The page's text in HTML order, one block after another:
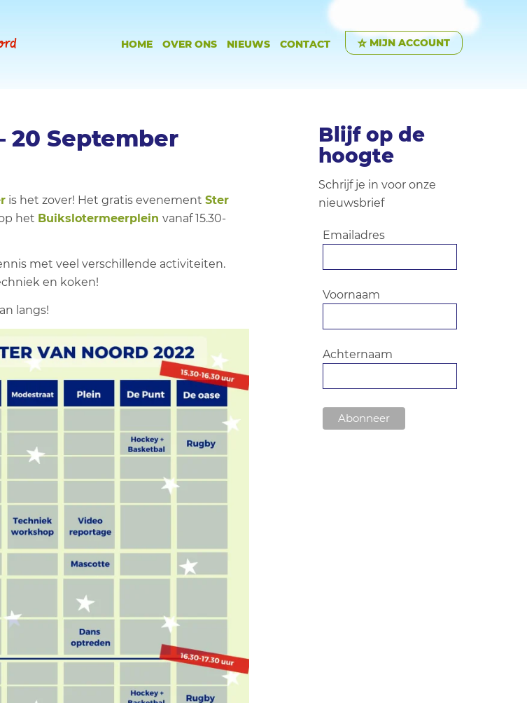
HOME OVER ONS NIEUWS CONTACT MIJN ACCOUNT
20 September
is het zover! Het gratis evenement Ster
het Buikslotermeerplein vanaf 15.30-
met veel verschillende activiteiten.
en koken!
langs!
Blijf op de
hoogte
Schrijf je in voor onze
nieuwsbrief
Emailadres
Voornaam
Achternaam